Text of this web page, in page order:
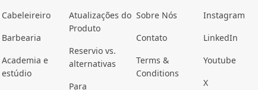
Cabeleireiro
Barbearia
Academia e
estúdio
Atualizações do
Produto
Reservio vs.
alternativas
Para
Sobre Nós
Contato
Terms &
Conditions
Instagram
LinkedIn
Youtube
X